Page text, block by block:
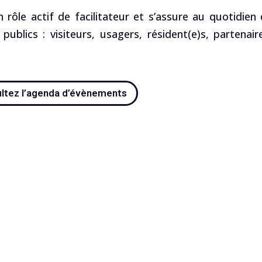
rôle actif de facilitateur et s’assure au quotidien
: visiteurs, usagers, résident(e)s,
l’agenda d’évènements